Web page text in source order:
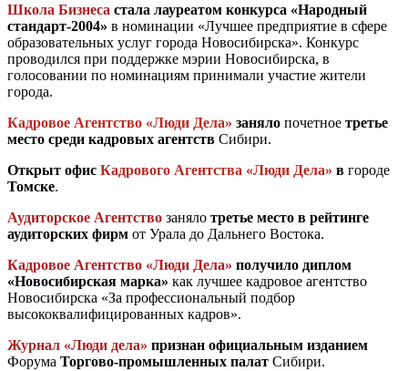
Школа Бизнеса стала лауреатом конкурса «Народный
стандарт-2004» в номинации «Лучшее предприятие в сфере
образовательных услуг города Новосибирска». Конкурс
проводился при поддержке мэрии Новосибирска, в
голосовании по номинациям принимали участие жители
города.
Кадровое Агентство «Люди Дела» заняло почетное третье
место среди кадровых агентств Сибири.
Открыт офис Кадрового Агентства «Люди Дела» в городе
Томске.
Аудиторское Агентство заняло третье место в рейтинге
аудиторских фирм от Урала до Дальнего Востока.
Кадровое Агентство «Люди Дела» получило диплом
«Новосибирская марка» как лучшее кадровое агентство
Новосибирска «За профессиональный подбор
высококвалифицированных кадров».
Журнал «Люди дела» признан официальным изданием
Форума Торгово-промышленных палат Сибири.